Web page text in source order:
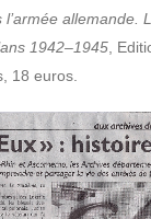
alle­mande.
1942–1945 ,
18 euros.